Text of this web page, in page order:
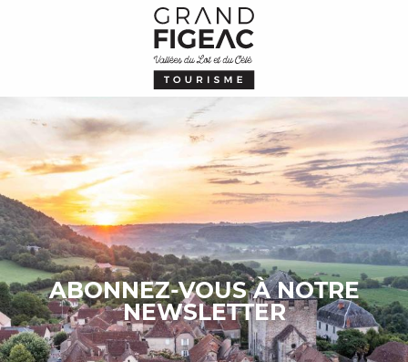
ABONNEZ-VOUS À NOTRE
NEWSLETTER